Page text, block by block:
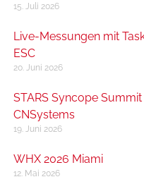
15. Juli 2026
Live-Messungen mit
ESC
20. Juni 2026
STARS Syncope
CNSystems
19. Juni 2026
WHX 2026 Miami
12. Mai 2026